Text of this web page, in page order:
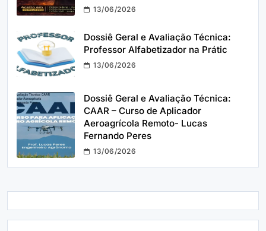
13/06/2026
Dossiê Geral e Avaliação Técnica:
Professor Alfabetizador na Prátic
13/06/2026
Dossiê Geral e Avaliação Técnica:
CAAR – Curso de Aplicador
Aeroagrícola Remoto- Lucas
Fernando Peres
13/06/2026